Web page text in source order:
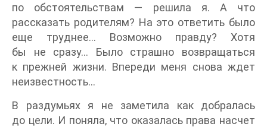
по обстоятельствам — решила я. А что
рассказать родителям? На это ответить было
еще труднее… Возможно правду? Хотя
бы не сразу… Было страшно возвращаться
к прежней жизни. Впереди меня снова ждет
неизвестность…
В раздумьях я не заметила как добралась
до цели. И поняла, что оказалась права насчет